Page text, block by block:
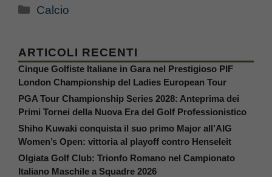
Categorie
Calcio
ARTICOLI RECENTI
Cinque Golfiste Italiane in Gara nel Prestigioso PIF
London Championship del Ladies European Tour
PGA Tour Championship Series 2028: Anteprima dei
Primi Tornei della Nuova Era del Golf Professionistico
Shiho Kuwaki conquista il suo primo Major all’AIG
Women’s Open: vittoria al playoff contro Henseleit
Olgiata Golf Club: Trionfo Romano nel Campionato
Italiano Maschile a Squadre 2026